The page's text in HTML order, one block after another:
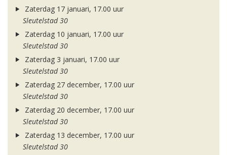
Zaterdag 17 januari, 17.00 uur
Sleutelstad 30
Zaterdag 10 januari, 17.00 uur
Sleutelstad 30
Zaterdag 3 januari, 17.00 uur
Sleutelstad 30
Zaterdag 27 december, 17.00 uur
Sleutelstad 30
Zaterdag 20 december, 17.00 uur
Sleutelstad 30
Zaterdag 13 december, 17.00 uur
Sleutelstad 30